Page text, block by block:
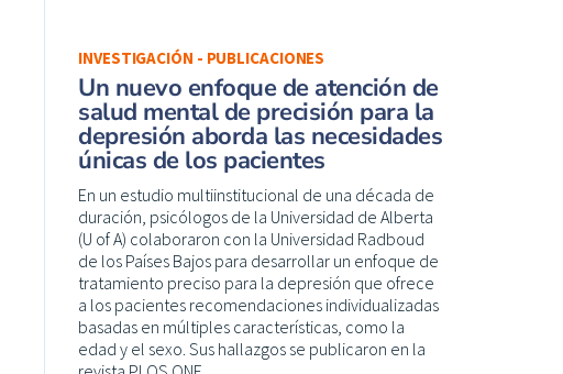
INVESTIGACIÓN - PUBLICACIONES
Un nuevo enfoque de atención de
salud mental de precisión para la
depresión aborda las necesidades
únicas de los pacientes
En un estudio multiinstitucional de una década de
duración, psicólogos de la Universidad de Alberta
(U of A) colaboraron con la Universidad Radboud
de los Países Bajos para desarrollar un enfoque de
tratamiento preciso para la depresión que ofrece
a los pacientes recomendaciones individualizadas
basadas en múltiples características, como la
edad y el sexo. Sus hallazgos se publicaron en la